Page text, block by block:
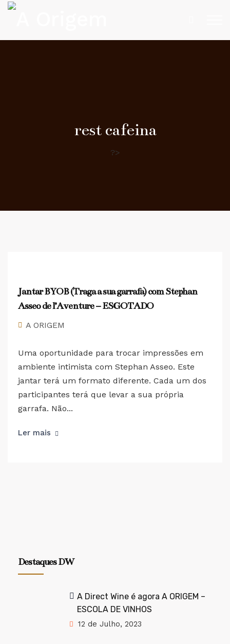
rest cafeina
?>
Jantar BYOB (Traga a sua garrafa) com Stephan
Asseo de l’Aventure – ESGOTADO
A ORIGEM
Uma oportunidade para trocar impressões em
ambiente intimista com Stephan Asseo. Este
jantar terá um formato diferente. Cada um dos
participantes terá que levar a sua própria
garrafa. Não...
Ler mais
Destaques DW
A Direct Wine é agora A ORIGEM –
ESCOLA DE VINHOS
12 de Julho, 2023